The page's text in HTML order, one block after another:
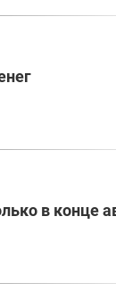
в конце